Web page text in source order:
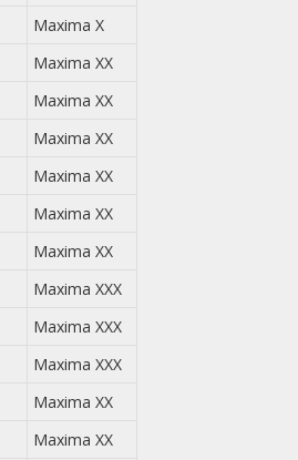
Maxima X
Maxima XX
Maxima XX
Maxima XX
Maxima XX
Maxima XX
Maxima XX
Maxima XXX
Maxima XXX
Maxima XXX
Maxima XX
Maxima XX